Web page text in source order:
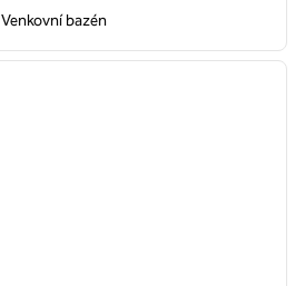
Venkovní bazén
další